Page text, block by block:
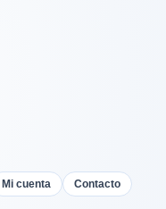
Mi cuenta Contacto